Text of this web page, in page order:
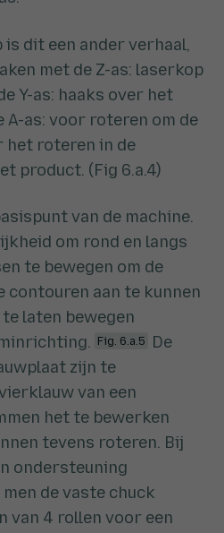
dit een ander verhaal,
met de Z-as: laserkop
Y-as: haaks over het
A-as: voor roteren om de
het roteren in de
product. (Fig 6.a.4)
van de machine.
om rond en langs
te bewegen om de
contouren aan te kunnen
te laten bewegen
Fig. 6.a.5
De
zijn te
van een
het te bewerken
tevens roteren. Bij
ondersteuning
de vaste chuck
van 4 rollen voor een